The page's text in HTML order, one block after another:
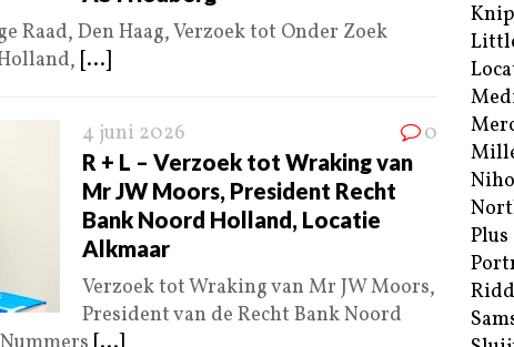
Raad, Den Haag, Verzoek tot Onder Zoek
[...]
4 juni 2026 0
R + L – Verzoek tot Wraking van
Mr JW Moors, President Recht
Bank Noord Holland, Locatie
Alkmaar
Verzoek tot Wraking van Mr JW Moors,
President van de Recht Bank Noord
Plus